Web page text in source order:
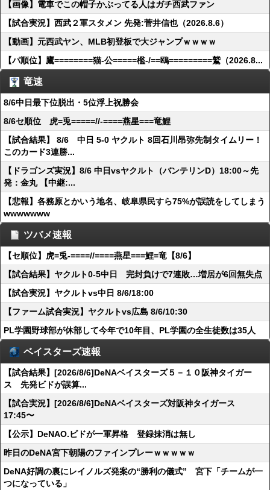
【画像】電車でこの帽子かぶってる人はガチ西武ファン
【試合実況】西武２軍スタメン 先発:菅井信也（2026.8.6）
【動画】元西武ヤン、MLB初登板で大ジャンプｗｗｗｗ
【パ順位】鷹========猫-公=====檻-/==鴎=========鷲（2026.8...
竜速
8/6中日最下位脱出・5位浮上祝勝会
8/6セ順位 虎=兎=====//-====燕星===竜鯉
【試合結果】 8/6 中日 5-0 ヤクルト 8回石川昂弥先制タイムリー！
このカード3連勝...
【ドラゴンズ実況】8/6 中日vsヤクルト（バンテリンD）18:00～先
発：金丸 【中継:...
【悲報】各務原とかいう地名、岐阜県民すら75%が誤読をしてしまう
wwwwwww
ツバメ速報
【セ順位】虎=兎-====//====燕星===鯉=竜【8/6】
【試合結果】ヤクルト0-5中日 完封負けで7連敗…増居が6回無失点
【試合実況】ヤクルトvs中日 8/6/18:00
【ファーム試合実況】ヤクルトvs広島 8/6/10:30
PL学園野球部が休部して今年で10年目、PL学園の全生徒数は35人
ベイスターズ速報
【試合結果】[2026/8/6]DeNAベイスターズ５－１０阪神タイガー
ス 先発ビドが誤算...
【試合実況】[2026/8/6]DeNAベイスターズ対阪神タイガース
17:45〜
【公示】DeNAO.ビドが一軍昇格 登録抹消は無し
昨日のDeNA宮下朝陽のファインプレーｗｗｗｗｗ
DeNA好調の裏にレイノルズ発案の“勝利の儀式” 宮下「チームが一
つになっている」